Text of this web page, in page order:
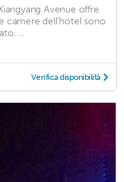
Avenue offre
camere dell'hotel sono
...
Verifica disponibilità